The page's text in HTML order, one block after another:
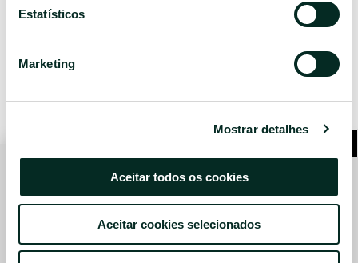
Estatísticos
Marketing
Mostrar detalhes
Aceitar todos os cookies
Aceitar cookies selecionados
9500-767 Ponta Delgada, São Miguel